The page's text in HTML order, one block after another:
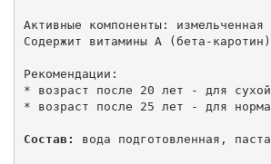
Активные компоненты:
Содержит витамины A (бета-
Рекомендации:
* возраст после 20 лет - для
* возраст после 25 лет - для
Состав: вода подготовленная,